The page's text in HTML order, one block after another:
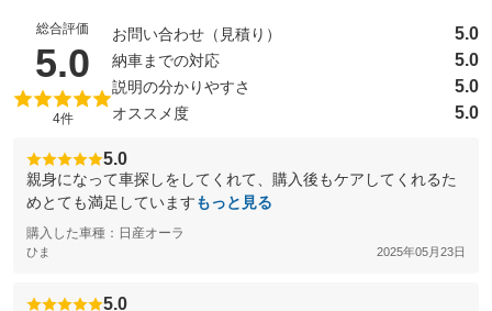
総合評価
5.0 （5点満点中）
4件
お問い合わせ（見積り） 5.0
納車までの対応 5.0
説明の分かりやすさ 5.0
オススメ度 5.0
5.0
親身になって車探しをしてくれて、購入後もケアしてくれるた
めとても満足していますもっと見る
購入した車種：日産オーラ
ひま 2025年05月23日
5.0